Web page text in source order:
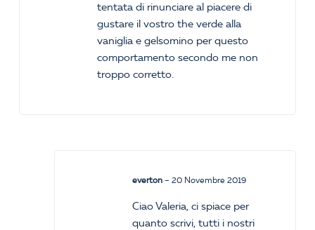
tentata di rinunciare al piacere di
gustare il vostro the verde alla
vaniglia e gelsomino per questo
comportamento secondo me non
troppo corretto.
everton – 20 Novembre 2019
Ciao Valeria, ci spiace per
quanto scrivi, tutti i nostri